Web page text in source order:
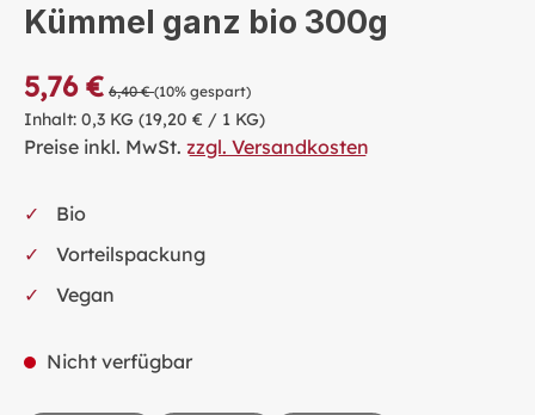
Kümmel ganz bio 300g
5,76 € 6,40 €(10% gespart)
Inhalt: 0,3 KG (19,20 € / 1 KG)
Preise inkl. MwSt. zzgl. Versandkosten
Bio
Vorteilspackung
Vegan
Nicht verfügbar